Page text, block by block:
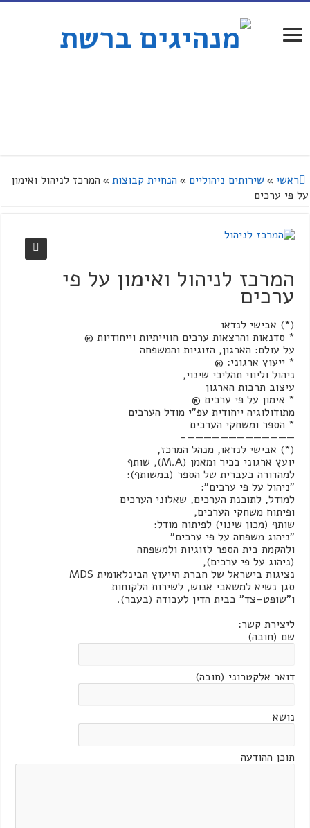
ראשי » שירותים ניהוליים » הנחיית קבוצות » המרכז לניהול ואימון
על פי ערכים
המרכז לניהול ואימון על פי
ערכים
(*) אבישי לנדאו
* סדנאות והרצאות ערכים חווייתיות וייחודיות ®
על עולם: הארגון, הזוגיות והמשפחה
* ייעוץ ארגוני: ®
ניהול וליווי תהליכי שינוי,
עיצוב תרבות הארגון
* אימון על פי ערכים ®
מתודולוגיה ייחודית עפ"י מודל הערכים
* הספר ומשחקי הערכים
—————————————-
(*) אבישי לנדאו, מנהל המרכז,
יועץ ארגוני בכיר ומאמן (M.A), שותף
למהדורה בעברית של הספר (במשותף):
"ניהול על פי ערכים":
למודל, לתוכנת הערכים, שאלוני הערכים
ופיתוח משחקי הערכים,
שותף (מכון שינוי) לפיתוח מודל:
"ניהוג משפחה על פי ערכים"
ולהקמת בית הספר לזוגיות ולמשפחה
(ניהוג על פי ערכים),
נציגות בישראל של חברת הייעוץ הבינלאומית MDS
סגן נשיא למשאבי אנוש, לשירות הלקוחות
ו"שופט-צד" בבית הדין לעבודה (בעבר).
ליצירת קשר:
שם (חובה)
דואר אלקטרוני (חובה)
נושא
תוכן ההודעה